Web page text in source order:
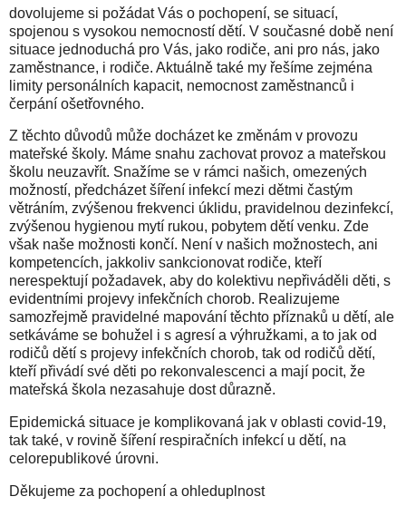
dovolujeme si požádat Vás o pochopení, se situací,
spojenou s vysokou nemocností dětí. V současné době není
situace jednoduchá pro Vás, jako rodiče, ani pro nás, jako
zaměstnance, i rodiče. Aktuálně také my řešíme zejména
limity personálních kapacit, nemocnost zaměstnanců i
čerpání ošetřovného.
Z těchto důvodů může docházet ke změnám v provozu
mateřské školy. Máme snahu zachovat provoz a mateřskou
školu neuzavřít. Snažíme se v rámci našich, omezených
možností, předcházet šíření infekcí mezi dětmi častým
větráním, zvýšenou frekvenci úklidu, pravidelnou dezinfekcí,
zvýšenou hygienou mytí rukou, pobytem dětí venku. Zde
však naše možnosti končí. Není v našich možnostech, ani
kompetencích, jakkoliv sankcionovat rodiče, kteří
nerespektují požadavek, aby do kolektivu nepřiváděli děti, s
evidentními projevy infekčních chorob. Realizujeme
samozřejmě pravidelné mapování těchto příznaků u dětí, ale
setkáváme se bohužel i s agresí a výhružkami, a to jak od
rodičů dětí s projevy infekčních chorob, tak od rodičů dětí,
kteří přivádí své děti po rekonvalescenci a mají pocit, že
mateřská škola nezasahuje dost důrazně.
Epidemická situace je komplikovaná jak v oblasti covid-19,
tak také, v rovině šíření respiračních infekcí u dětí, na
celorepublikové úrovni.
Děkujeme za pochopení a ohleduplnost